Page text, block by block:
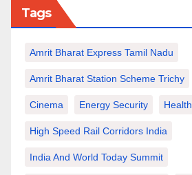
Tags
Amrit Bharat Express Tamil Nadu
Amrit Bharat Station Scheme Trichy
Cinema Energy Security Health
High Speed Rail Corridors India
India And World Today Summit